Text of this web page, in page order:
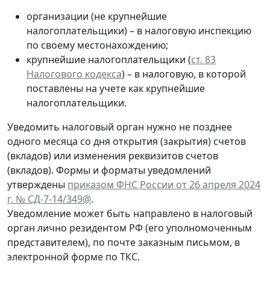
организации (не крупнейшие
налогоплательщики) – в налоговую инспекцию
по своему местонахождению;
крупнейшие налогоплательщики (ст. 83
Налогового кодекса) – в налоговую, в которой
поставлены на учете как крупнейшие
налогоплательщики.
Уведомить налоговый орган нужно не позднее
одного месяца со дня открытия (закрытия) счетов
(вкладов) или изменения реквизитов счетов
(вкладов). Формы и форматы уведомлений
утверждены приказом ФНС России от 26 апреля 2024
г. № СД-7-14/349@.
Уведомление может быть направлено в налоговый
орган лично резидентом РФ (его уполномоченным
представителем), по почте заказным письмом, в
электронной форме по ТКС.